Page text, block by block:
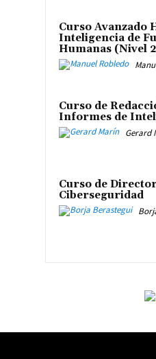
Curso Avanzado
Inteligencia de
Humanas (Nivel
Curso de
Informes de
Gerard
Curso de
Ciberseguridad